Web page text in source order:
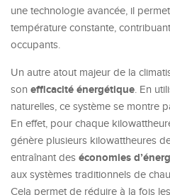
une technologie avancée, il
température constante,
occupants.
Un autre atout majeur de la
son efficacité énergétique. En
naturelles, ce système se montre
En effet, pour chaque
génère plusieurs kilowattheures
entraînant des économies
aux systèmes traditionnels de
Cela permet de réduire à la fois